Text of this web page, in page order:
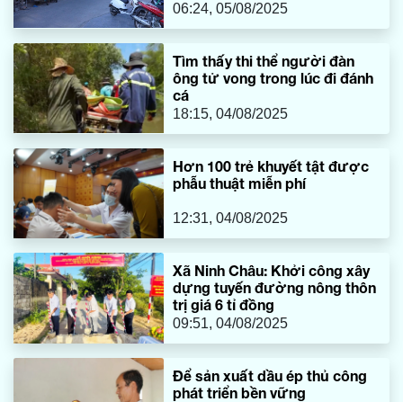
06:24, 05/08/2025
Tìm thấy thi thể người đàn
ông tử vong trong lúc đi đánh
cá
18:15, 04/08/2025
Hơn 100 trẻ khuyết tật được
phẫu thuật miễn phí
12:31, 04/08/2025
Xã Ninh Châu: Khởi công xây
dựng tuyến đường nông thôn
trị giá 6 tỉ đồng
09:51, 04/08/2025
Để sản xuất dầu ép thủ công
phát triển bền vững